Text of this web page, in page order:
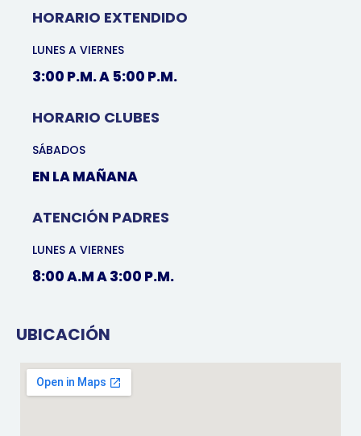
HORARIO EXTENDIDO
LUNES A VIERNES
3:00 P.M. A 5:00 P.M.
HORARIO CLUBES
SÁBADOS
EN LA MAÑANA
ATENCIÓN PADRES
LUNES A VIERNES
8:00 A.M A 3:00 P.M.
UBICACIÓN